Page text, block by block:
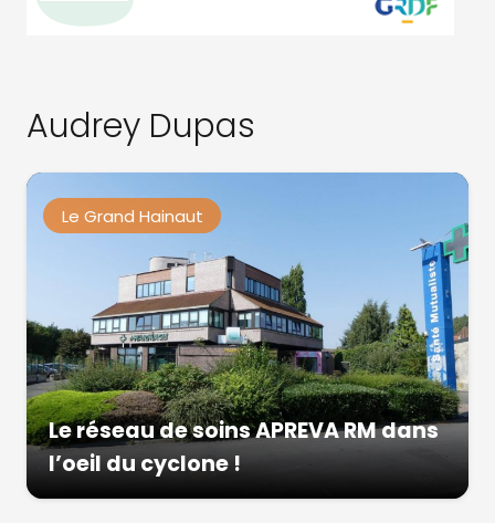
Audrey Dupas
Le Grand Hainaut
Le réseau de soins APREVA RM dans
l’oeil du cyclone !